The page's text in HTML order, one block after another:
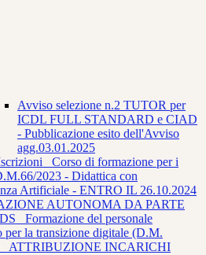
Avviso selezione n.2 TUTOR per
ICDL FULL STANDARD e CIAD
- Pubblicazione esito dell'Avviso
agg.03.01.2025
Corso di formazione per i
2023 - Didattica con
Artificiale - ENTRO IL 26.10.2024
AUTONOMA DA PARTE
Formazione del personale
per la transizione digitale (D.M.
_ATTRIBUZIONE INCARICHI